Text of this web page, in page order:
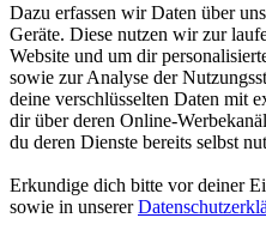
Dazu erfassen wir Daten über
Geräte. Diese nutzen wir zur
Website und um dir
sowie zur Analyse der
deine verschlüsselten Daten mit
dir über deren Online-
du deren Dienste bereits selbst
Erkundige dich bitte vor deiner
sowie in unserer